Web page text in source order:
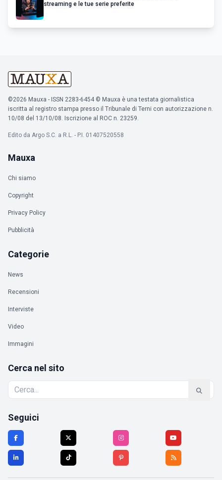
streaming e le tue serie preferite
©2026 Mauxa - ISSN 2283-6454 © Mauxa è una testata giornalistica
iscritta al registro stampa presso il Tribunale di Terni con autorizzazione n.
10/08 del 13/10/08. Iscrizione al ROC n. 23259.
Edito da Argo S.C. a R.L. - P.I. 01407520558
Mauxa
Chi siamo
Copyright
Privacy Policy
Pubblicità
Categorie
News
Recensioni
Interviste
Video
Immagini
Cerca nel sito
Seguici